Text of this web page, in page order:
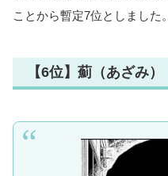
ことから暫定7位としました。
【6位】薊（あざみ）